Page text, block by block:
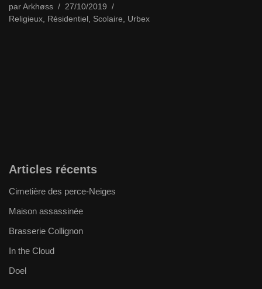
par Arkhøss
27/10/2019
Religieux, Résidentiel , Scolaire, Urbex
Articles récents
Cimetière des perce-Neiges
Maison assassinée
Brasserie Collignon
In the Cloud
Doel